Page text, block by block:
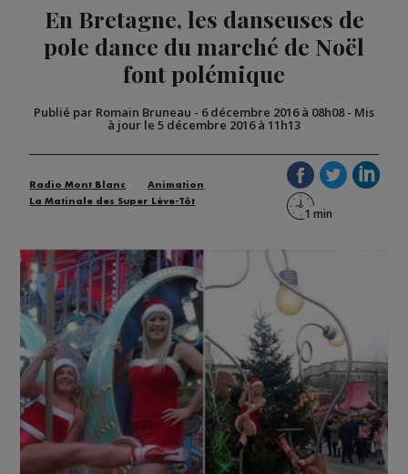
En Bretagne, les danseuses de
pole dance du marché de Noël
font polémique
Publié par Romain Bruneau - 6 décembre 2016 à 08h08- Mis
à jour le 5 décembre 2016 à 11h13
Radio Mont Blanc
Animation
La Matinale des Super Lève-Tôt